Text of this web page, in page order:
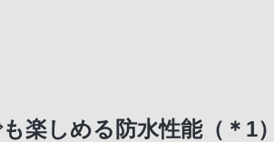
楽しめる防水性能（＊1